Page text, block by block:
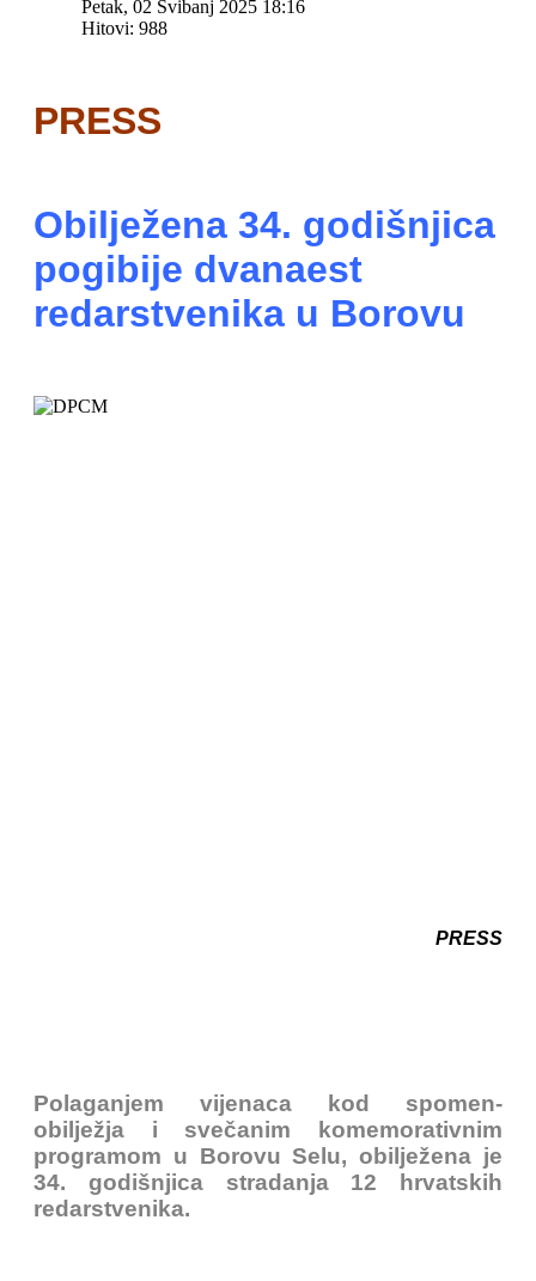
Petak, 02 Svibanj 2025 18:16
Hitovi: 988
PRESS
Obilježena 34. godišnjica
pogibije dvanaest
redarstvenika u Borovu
PRESS
Polaganjem vijenaca kod spomen-
obilježja i svečanim komemorativnim
programom u Borovu Selu, obilježena je
34. godišnjica stradanja 12 hrvatskih
redarstvenika.